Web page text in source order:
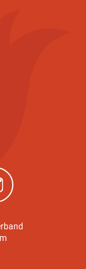
(neues Fenster)